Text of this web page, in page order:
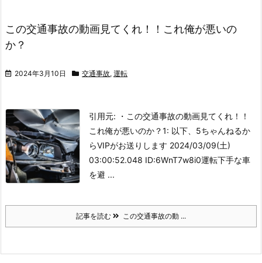
この交通事故の動画見てくれ！！これ俺が悪いの
か？
2024年3月10日 交通事故, 運転
引用元: ・この交通事故の動画見てくれ！！
これ俺が悪いのか？1: 以下、5ちゃんねるか
らVIPがお送りします 2024/03/09(土)
03:00:52.048 ID:6WnT7w8i0運転下手な車
を避 ...
記事を読む この交通事故の動 ...